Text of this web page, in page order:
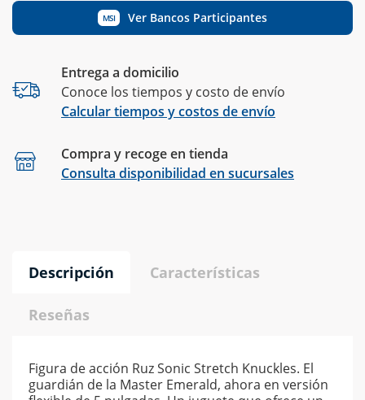
MSI Ver Bancos Participantes
Entrega a domicilio
Conoce los tiempos y costo de envío
Calcular tiempos y costos de envío
Compra y recoge en tienda
Consulta disponibilidad en sucursales
Descripción Características
Reseñas
Figura de acción Ruz Sonic Stretch Knuckles. El
guardián de la Master Emerald, ahora en versión